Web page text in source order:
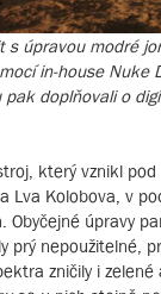
s úpravou modré
in-house Nuke
pak doplňovali o
který vznikl
Lva Kolobova, v
Obyčejné úpravy
prý nepoužitelné,
zničily i zelené